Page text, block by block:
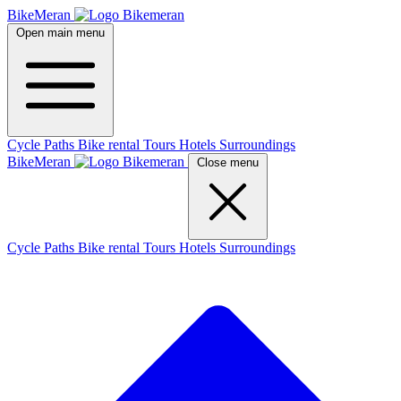
BikeMeran
Open main menu
Cycle Paths Bike rental Tours Hotels Surroundings
BikeMeran
Close menu
Cycle Paths Bike rental Tours Hotels Surroundings